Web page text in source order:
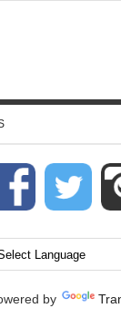
by